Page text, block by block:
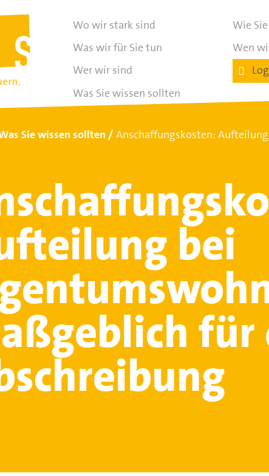
Wo wir stark sind
Was wir für Sie tun
Wer wir sind
Was Sie wissen sollten
Wie
Wen
Sie wissen sollten Anschaffungskosten:
bei
für